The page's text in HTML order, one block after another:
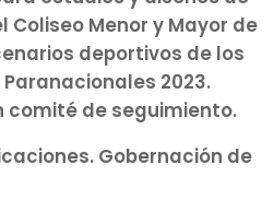
Menor y Mayor de
deportivos de los
2023.
comité de seguimiento.
Gobernación de